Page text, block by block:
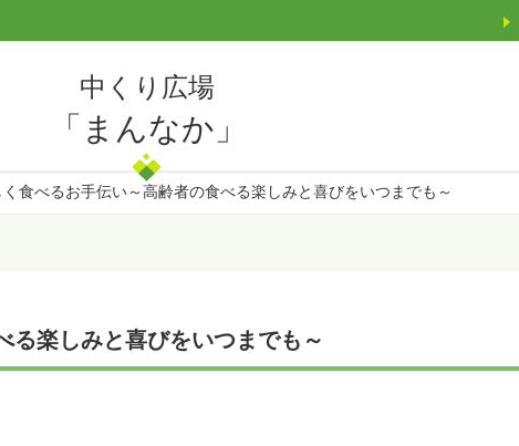
く食べるお手伝い～高齢者の食べる楽しみと喜びをいつまでも～
る楽しみと喜びをいつまでも～